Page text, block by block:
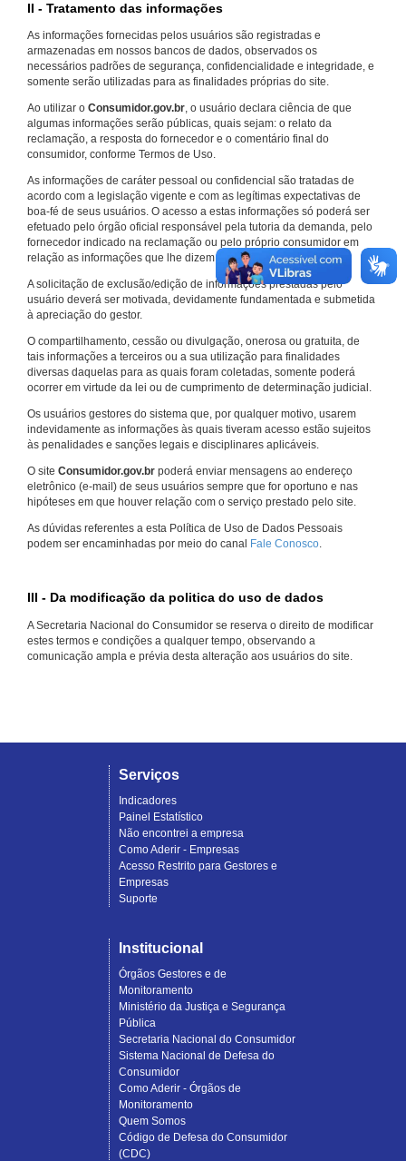
II - Tratamento das informações
As informações fornecidas pelos usuários são registradas e
armazenadas em nossos bancos de dados, observados os
necessários padrões de segurança, confidencialidade e integridade, e
somente serão utilizadas para as finalidades próprias do site.
Ao utilizar o Consumidor.gov.br, o usuário declara ciência de que
algumas informações serão públicas, quais sejam: o relato da
reclamação, a resposta do fornecedor e o comentário final do
consumidor, conforme Termos de Uso.
As informações de caráter pessoal ou confidencial são tratadas de
acordo com a legislação vigente e com as legítimas expectativas de
boa-fé de seus usuários. O acesso a estas informações só poderá ser
efetuado pelo órgão oficial responsável pela tutoria da demanda, pelo
fornecedor indicado na reclamação ou pelo próprio consumidor em
relação as informações que lhe dizem respeito.
A solicitação de exclusão/edição de informações prestadas pelo
usuário deverá ser motivada, devidamente fundamentada e submetida
à apreciação do gestor.
O compartilhamento, cessão ou divulgação, onerosa ou gratuita, de
tais informações a terceiros ou a sua utilização para finalidades
diversas daquelas para as quais foram coletadas, somente poderá
ocorrer em virtude da lei ou de cumprimento de determinação judicial.
Os usuários gestores do sistema que, por qualquer motivo, usarem
indevidamente as informações às quais tiveram acesso estão sujeitos
às penalidades e sanções legais e disciplinares aplicáveis.
O site Consumidor.gov.br poderá enviar mensagens ao endereço
eletrônico (e-mail) de seus usuários sempre que for oportuno e nas
hipóteses em que houver relação com o serviço prestado pelo site.
As dúvidas referentes a esta Política de Uso de Dados Pessoais
podem ser encaminhadas por meio do canal Fale Conosco.
III - Da modificação da politica do uso de dados
A Secretaria Nacional do Consumidor se reserva o direito de modificar
estes termos e condições a qualquer tempo, observando a
comunicação ampla e prévia desta alteração aos usuários do site.
Serviços
Indicadores
Painel Estatístico
Não encontrei a empresa
Como Aderir - Empresas
Acesso Restrito para Gestores e
Empresas
Suporte
Institucional
Órgãos Gestores e de
Monitoramento
Ministério da Justiça e Segurança
Pública
Secretaria Nacional do Consumidor
Sistema Nacional de Defesa do
Consumidor
Como Aderir - Órgãos de
Monitoramento
Quem Somos
Código de Defesa do Consumidor
(CDC)